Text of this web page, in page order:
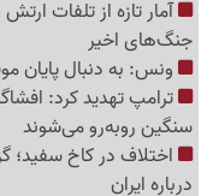
جنگ‌های اخیر
ونس: به دنبال پایان
ترامپ تهدید کرد:
سنگین روبه‌رو می‌شوند
اختلاف در کاخ
درباره ایران